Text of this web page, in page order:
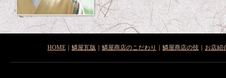
HOME 鱗屋瓦版 鱗屋商店のこだわり 鱗屋商店の技 お店紹